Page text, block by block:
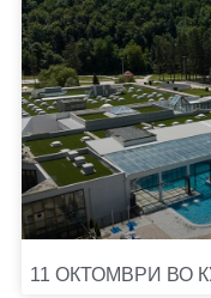
11 ОКТОМВРИ ВО